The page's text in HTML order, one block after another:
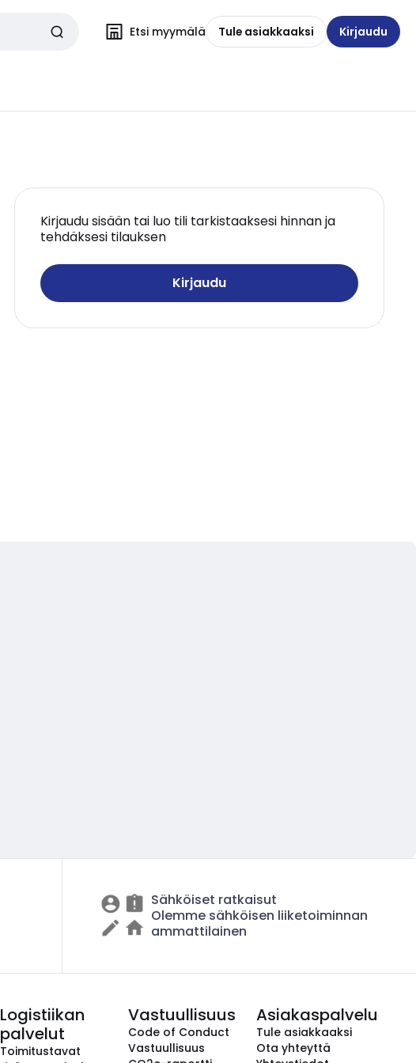
Etsi myymälä Tule asiakkaaksi Kirjaudu
Kirjaudu sisään tai luo tili tarkistaaksesi hinnan ja
tehdäksesi tilauksen
Kirjaudu
Sähköiset ratkaisut
Olemme sähköisen liiketoiminnan
ammattilainen
Logistiikan
palvelut
Toimitustavat
Vastuullisuus
Code of Conduct
Vastuullisuus
Asiakaspalvelu
Tule asiakkaaksi
Ota yhteyttä